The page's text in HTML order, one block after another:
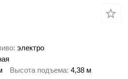
электро
Высота подъема 4,38 м